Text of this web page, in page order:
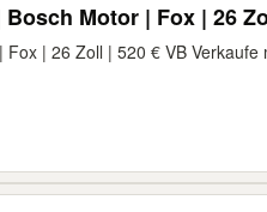
Bosch Motor | Fox | 26
| 26 Zoll | 520 € VB Verkaufe